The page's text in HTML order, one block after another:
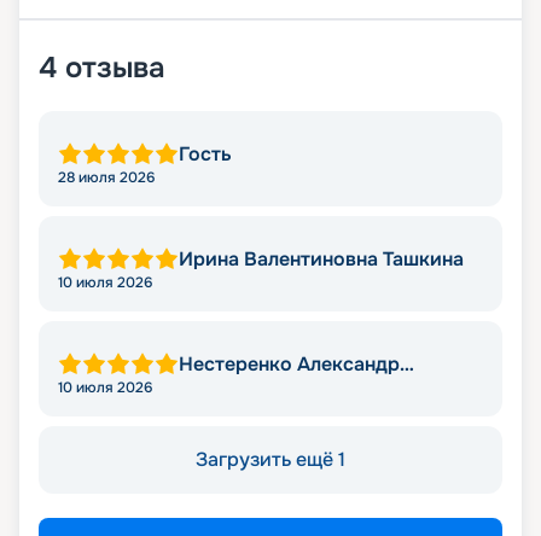
4 отзыва
Гость
28 июля 2026
Ирина Валентиновна Ташкина
10 июля 2026
Нестеренко Александр
10 июля 2026
Загрузить ещё 1